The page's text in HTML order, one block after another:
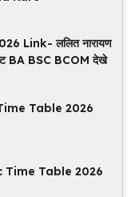
Link- ललित नारायण
BA BSC BCOM देखे
Table 2026
Time Table 2026